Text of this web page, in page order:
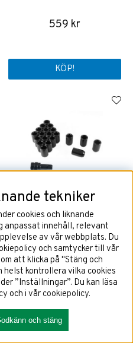
559 kr
KÖP!
Hjulmutterpaket med 20st
Nyckel
559 kr
KÖP!
tekniker
cookies och liknande
anpassat innehåll, relevant
av vår webbplats. Du
och samtycker till vår
att klicka på "Stäng och
helst kontrollera vilka cookies
”Inställningar”. Du kan läsa
och i vår cookiepolicy.
och stäng